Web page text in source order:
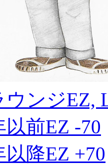
ウンジEZ,
以前EZ -70
以降EZ +70